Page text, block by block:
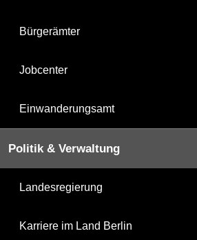
Bürgerämter
Jobcenter
Einwanderungsamt
Politik & Verwaltung
Landesregierung
Karriere im Land Berlin